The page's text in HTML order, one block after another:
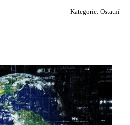
Kategorie: Ostatní